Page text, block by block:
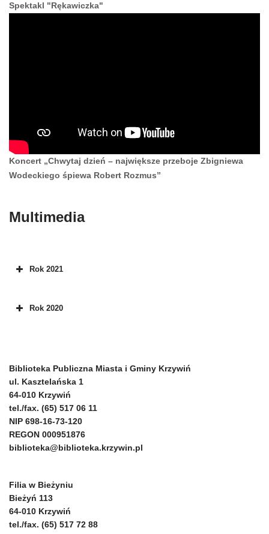
Spektakl "Rękawiczka"
Koncert „Chwytaj dzień – największe przeboje Zbigniewa
Wodeckiego śpiewa Robert Rozmus”
Multimedia
Rok 2021
Rok 2020
Biblioteka Publiczna Miasta i Gminy Krzywiń
ul. Kasztelańska 1
64-010 Krzywiń
tel./fax. (65) 517 06 11
NIP 698-16-73-120
REGON 000951876
biblioteka@biblioteka.krzywin.pl
Filia w Bieżyniu
Bieżyń 113
64-010 Krzywiń
tel./fax. (65) 517 72 88